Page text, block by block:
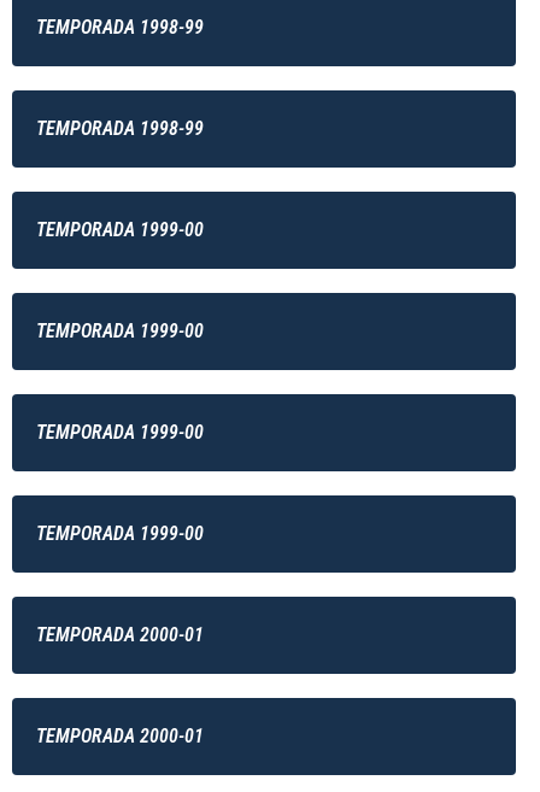
TEMPORADA 1998-99
TEMPORADA 1998-99
TEMPORADA 1999-00
TEMPORADA 1999-00
TEMPORADA 1999-00
TEMPORADA 1999-00
TEMPORADA 2000-01
TEMPORADA 2000-01